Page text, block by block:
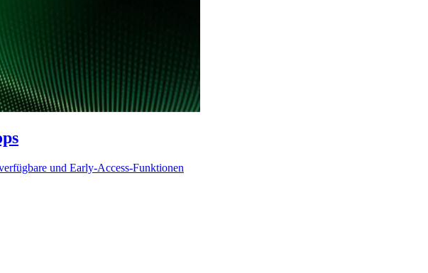
und Early-Access-Funktionen